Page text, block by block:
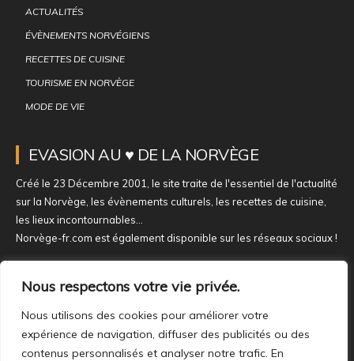
Nous respectons votre vie privée.
Nous utilisons des cookies pour améliorer votre
expérience de navigation, diffuser des publicités ou des
contenus personnalisés et analyser notre trafic. En
ACTUALITÉS
ÉVÈNEMENTS NORVÉGIENS
RECETTES DE CUISINE
TOURISME EN NORVÈGE
MODE DE VIE
EVASION AU ♥ DE LA NORVÈGE
Créé le 23 Décembre 2001, le site traite de l'essentiel de l'actualité
sur la Norvège, les évènements culturels, les recettes de cuisine,
les lieux incontournables...
Norvège-fr.com est également disponible sur les réseaux sociaux !